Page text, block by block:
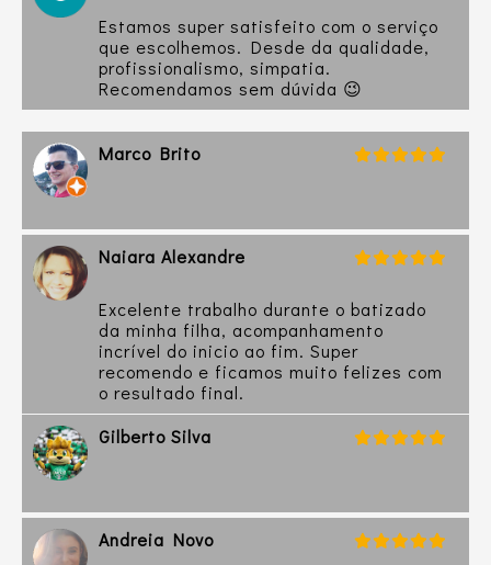
Estamos super satisfeito com o serviço
que escolhemos. Desde da qualidade,
profissionalismo, simpatia.
Recomendamos sem dúvida 😉
Marco Brito
Naiara Alexandre
Excelente trabalho durante o batizado
da minha filha, acompanhamento
incrível do inicio ao fim. Super
recomendo e ficamos muito felizes com
o resultado final.
Gilberto Silva
Andreia Novo